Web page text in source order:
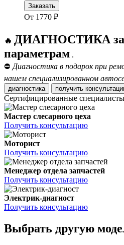
Заказать
От 1770 ₽
🔥 ДИАГНОСТИКА за
параметрам .
⛔ Диагностика в подарок при
нашем специализированном
диагностика получить
Сертифицированные специалисты
Мастер слесарного цеха
Получить консультацию
Моторист
Получить консультацию
Менеджер отдела запчастей
Получить консультацию
Электрик-диагност
Получить консультацию
Выбрать другую